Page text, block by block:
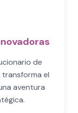
de
el
aventura